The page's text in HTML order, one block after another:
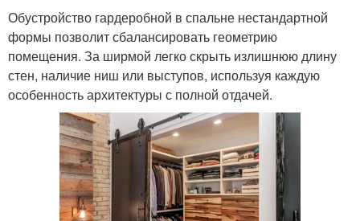
Обустройство гардеробной в спальне нестандартной
формы позволит сбалансировать геометрию
помещения. За ширмой легко скрыть излишнюю длину
стен, наличие ниш или выступов, используя каждую
особенность архитектуры с полной отдачей.